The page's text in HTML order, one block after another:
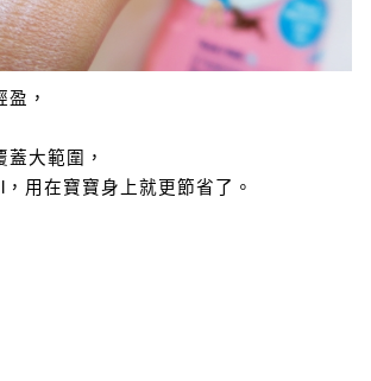
盈，
大範圍，
用在寶寶身上就更節省了。